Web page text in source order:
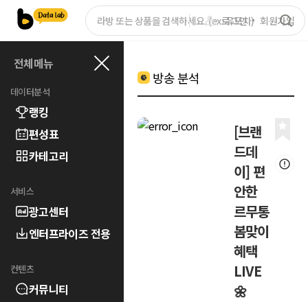
로그인 회원가입
전체메뉴
데이터분석
랭킹
편성표
카테고리
서비스
광고센터
엔터프라이즈 전용
컨텐츠
커뮤니티
방송 분석
[브랜
드데
이] 편
안한
르무통
봄맞이
혜택
LIVE
🌼